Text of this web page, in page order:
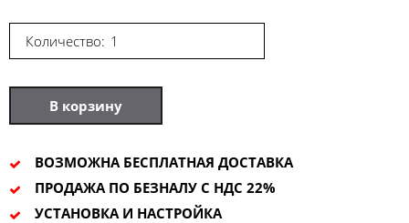
Количество:
В корзину
ВОЗМОЖНА БЕСПЛАТНАЯ ДОСТАВКА
ПРОДАЖА ПО БЕЗНАЛУ С НДС 22%
УСТАНОВКА И НАСТРОЙКА